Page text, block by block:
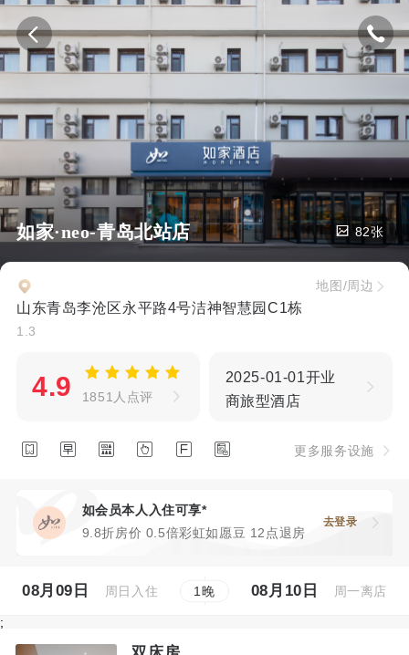
如家·neo-青岛北站店 82张
山东青岛李沧区永平路4号洁神智慧园C1栋
1.3
地图/周边
4.9 1851人点评
2025-01-01开业
商旅型酒店
      更多服务设施
如会员本人入住可享*
9.8折房价 0.5倍彩虹如愿豆 12点退房
去登录
08月09日 周日入住 1晚 08月10日 周一离店
;